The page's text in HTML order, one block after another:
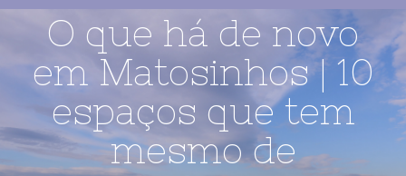
O que há de novo
em Matosinhos | 10
espaços que tem
mesmo de